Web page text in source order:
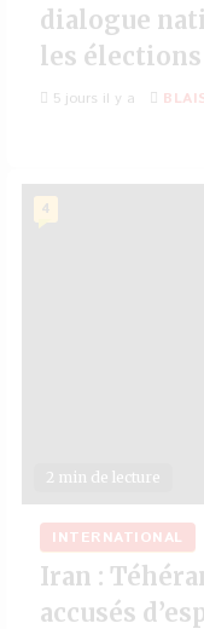
dialogue
les élections
5 jours il y a
2 min de lecture
4
INTERNATIONAL
Iran :
accusés